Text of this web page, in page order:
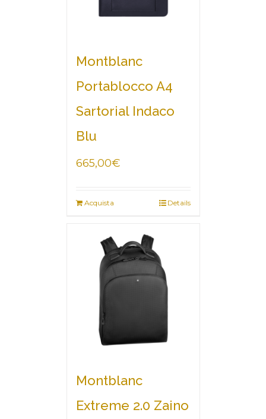
Montblanc
Portablocco A4
Sartorial Indaco
Blu
665,00€
Acquista Details
Montblanc
Extreme 2.0 Zaino